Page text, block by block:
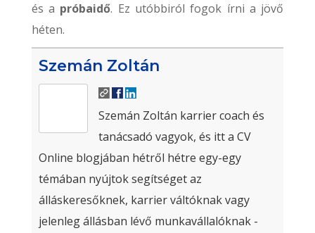
és a próbaidő. Ez utóbbiról fogok írni a jövő
héten.
Szemán Zoltán
Szemán Zoltán karrier coach és
tanácsadó vagyok, és itt a CV
Online blogjában hétről hétre egy-egy
témában nyújtok segítséget az
álláskeresőknek, karrier váltóknak vagy
jelenleg állásban lévő munkavállalóknak -